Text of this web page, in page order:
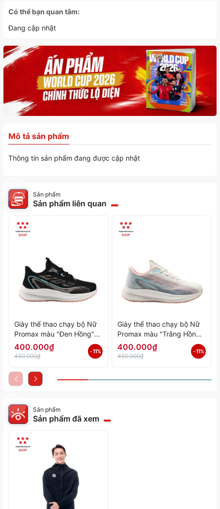
Có thể bạn quan tâm:
Đang cập nhật
Mô tả sản phẩm
Thông tin sản phẩm đang được cập nhật
Sản phẩm
Sản phẩm liên quan
Giày thể thao chạy bộ Nữ
Promax màu "Đen Hồng"
PR-2206-06 - Hàng Chính
Hãng
400.000₫
450.000₫
- 11%
Giày thể thao chạy bộ Nữ
Promax màu "Trắng Hồng"
PR-2206-05 - Hàng Chính
Hãng
400.000₫
450.000₫
- 11%
Sản phẩm
Sản phẩm đã xem